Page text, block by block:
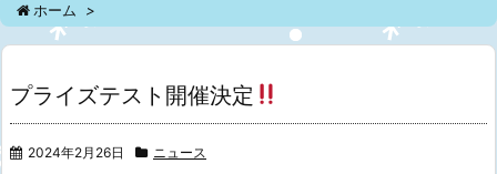
ホーム >
プライズテスト開催決定
2024年2月26日 ニュース